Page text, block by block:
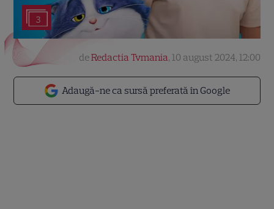
3
Adaugă-ne ca sursă preferată în Google
deRedactia Tvmania, 10 august 2024, 12:00